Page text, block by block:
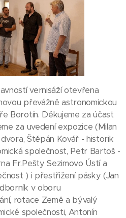
vernisáží otevřena
převážně astronomickou
Borotín. Děkujeme za účast
za uvedení expozice (Milan
Štěpán Kovář - historik
společnost, Petr Bartoš -
Fr.Pešty Sezimovo Ústí a
) i přestřižení pásky (Jan
v oboru
rotace Země a bývalý
společnosti, Antonín